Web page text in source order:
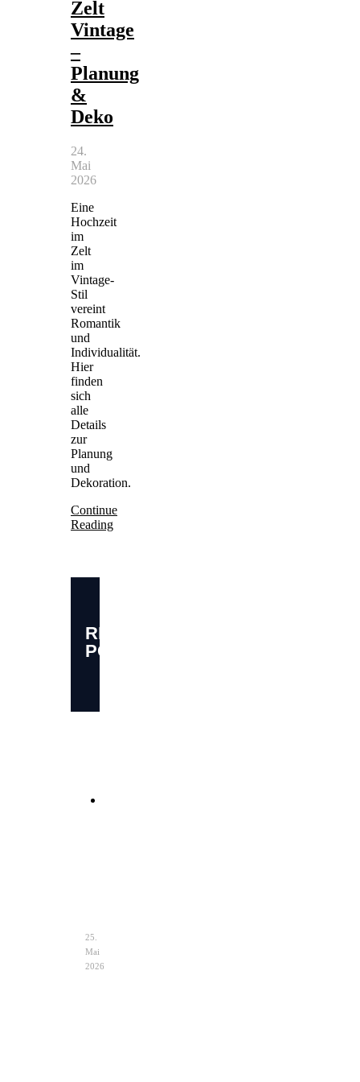
Zelt
Vintage
–
Planung
&
Deko
24.
Mai
2026
Eine
Hochzeit
im
Zelt
im
Vintage-
Stil
vereint
Romantik
und
Individualität.
Hier
finden
sich
alle
Details
zur
Planung
und
Dekoration.
Continue
Reading
RELATED
POSTS
Clutch
25.
Mai
2026